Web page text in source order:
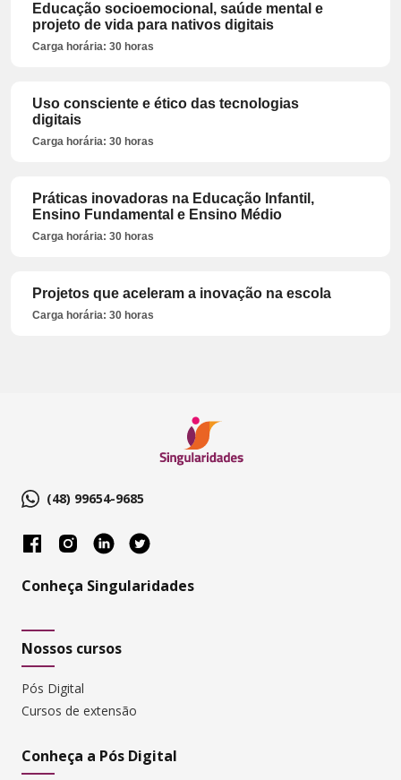
Educação socioemocional, saúde mental e
projeto de vida para nativos digitais
Carga horária: 30 horas
Uso consciente e ético das tecnologias
digitais
Carga horária: 30 horas
Práticas inovadoras na Educação Infantil,
Ensino Fundamental e Ensino Médio
Carga horária: 30 horas
Projetos que aceleram a inovação na escola
Carga horária: 30 horas
(48) 99654-9685
Conheça Singularidades
Nossos cursos
Pós Digital
Cursos de extensão
Conheça a Pós Digital